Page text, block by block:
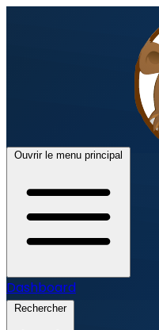
Ouvrir le menu principal
Dashboard
Rechercher